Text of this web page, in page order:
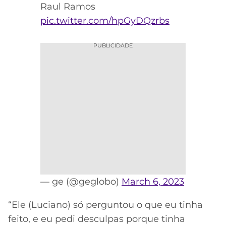
Raul Ramos
pic.twitter.com/hpGyDQzrbs
PUBLICIDADE
— ge (@geglobo) March 6, 2023
“Ele (Luciano) só perguntou o que eu tinha
feito, e eu pedi desculpas porque tinha